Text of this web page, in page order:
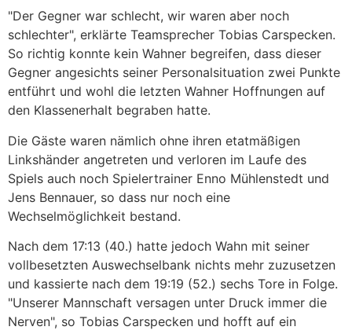
"Der Gegner war schlecht, wir waren aber noch
schlechter", erklärte Teamsprecher Tobias Carspecken.
So richtig konnte kein Wahner begreifen, dass dieser
Gegner angesichts seiner Personalsituation zwei Punkte
entführt und wohl die letzten Wahner Hoffnungen auf
den Klassenerhalt begraben hatte.
Die Gäste waren nämlich ohne ihren etatmäßigen
Linkshänder angetreten und verloren im Laufe des
Spiels auch noch Spielertrainer Enno Mühlenstedt und
Jens Bennauer, so dass nur noch eine
Wechselmöglichkeit bestand.
Nach dem 17:13 (40.) hatte jedoch Wahn mit seiner
vollbesetzten Auswechselbank nichts mehr zuzusetzen
und kassierte nach dem 19:19 (52.) sechs Tore in Folge.
"Unserer Mannschaft versagen unter Druck immer die
Nerven", so Tobias Carspecken und hofft auf ein